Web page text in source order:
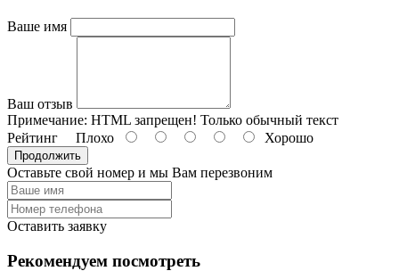
Ваше имя
Ваш отзыв
Примечание: HTML запрещен! Только обычный текст
Рейтинг Плохо Хорошо
Продолжить
Оставьте свой номер и мы Вам перезвоним
Оставить заявку
Рекомендуем посмотреть